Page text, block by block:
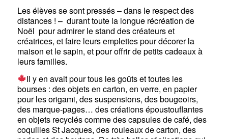
Les élèves se sont pressés – dans le respect des
distances ! – durant toute la longue récréation de
Noël pour admirer le stand des créateurs et
créatrices, et faire leurs emplettes pour décorer la
maison et le sapin, et pour offrir de petits cadeaux à
leurs familles.
Il y en avait pour tous les goûts et toutes les
bourses : des objets en carton, en verre, en papier
pour les origami, des suspensions, des bougeoirs,
des marque-pages… des créations époustouflantes
en objets recyclés comme des capsules de café, des
coquilles St Jacques, des rouleaux de carton, des